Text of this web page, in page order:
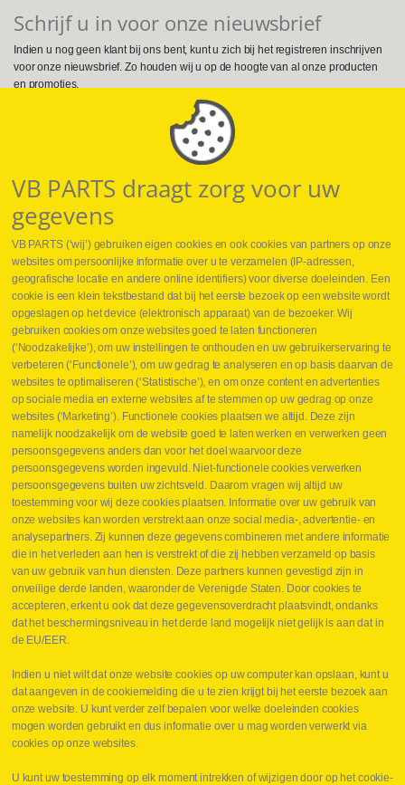
Schrijf u in voor onze nieuwsbrief
Indien u nog geen klant bij ons bent, kunt u zich bij het registreren inschrijven
voor onze nieuwsbrief. Zo houden wij u op de hoogte van al onze producten
en promoties.
Volg ons op Social Media
Webshop
Nieuws
Jobs
Contact
Leveringen
Drukcontrole set
Persmaten
Herstellen cilinders
Hoe opmeten?
Hydrogroepen
Hydraulische slangen
Contact VB Parts
Abraham Hansstraat 7 ,B-8800 Roeselare
Tel. +32 (0)51 24 06 05
E-mail info@vbparts.be
⏳ Laatste maand Webtec-promotie!
⏳ Laatste kans voor onze promo
snelkoppelingen!
1 juni 2026
VB PARTS draagt zorg voor uw
gegevens
VB PARTS (‘wij’) gebruiken eigen cookies en ook cookies van partners op onze
websites om persoonlijke informatie over u te verzamelen (IP-adressen,
geografische locatie en andere online identifiers) voor diverse doeleinden. Een
cookie is een klein tekstbestand dat bij het eerste bezoek op een website wordt
opgeslagen op het device (elektronisch apparaat) van de bezoeker. Wij
gebruiken cookies om onze websites goed te laten functioneren
(‘Noodzakelijke’), om uw instellingen te onthouden en uw gebruikerservaring te
verbeteren (‘Functionele’), om uw gedrag te analyseren en op basis daarvan de
websites te optimaliseren (‘Statistische’), en om onze content en advertenties
op sociale media en externe websites af te stemmen op uw gedrag op onze
websites (‘Marketing’). Functionele cookies plaatsen we altijd. Deze zijn
namelijk noodzakelijk om de website goed te laten werken en verwerken geen
persoonsgegevens anders dan voor het doel waarvoor deze
persoonsgegevens worden ingevuld. Niet-functionele cookies verwerken
persoonsgegevens buiten uw zichtsveld. Daarom vragen wij altijd uw
toestemming voor wij deze cookies plaatsen. Informatie over uw gebruik van
onze websites kan worden verstrekt aan onze social media-, advertentie- en
analysepartners. Zij kunnen deze gegevens combineren met andere informatie
die in het verleden aan hen is verstrekt of die zij hebben verzameld op basis
van uw gebruik van hun diensten. Deze partners kunnen gevestigd zijn in
onveilige derde landen, waaronder de Verenigde Staten. Door cookies te
accepteren, erkent u ook dat deze gegevensoverdracht plaatsvindt, ondanks
dat het beschermingsniveau in het derde land mogelijk niet gelijk is aan dat in
de EU/EER.
Indien u niet wilt dat onze website cookies op uw computer kan opslaan, kunt u
dat aangeven in de cookiemelding die u te zien krijgt bij het eerste bezoek aan
onze website. U kunt verder zelf bepalen voor welke doeleinden cookies
mogen worden gebruikt en dus informatie over u mag worden verwerkt via
cookies op onze websites.
U kunt uw toestemming op elk moment intrekken of wijzigen door op het cookie-